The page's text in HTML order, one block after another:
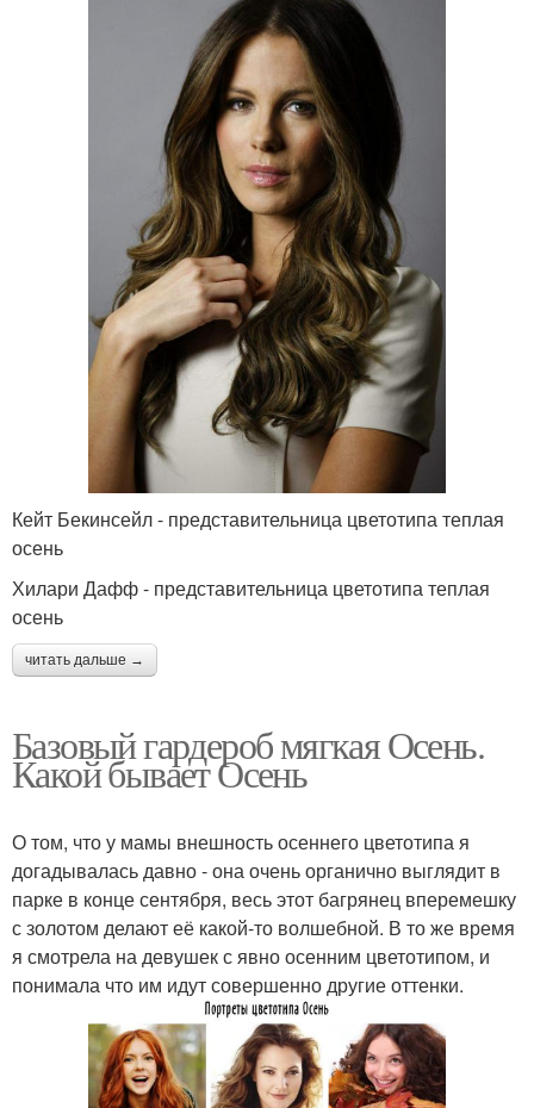
Кейт Бекинсейл - представительница цветотипа теплая
осень
Хилари Дафф - представительница цветотипа теплая
осень
читать дальше →
Базовый гардероб мягкая Осень.
Какой бывает Осень
О том, что у мамы внешность осеннего цветотипа я
догадывалась давно - она очень органично выглядит в
парке в конце сентября, весь этот багрянец вперемешку
с золотом делают её какой-то волшебной. В то же время
я смотрела на девушек с явно осенним цветотипом, и
понимала что им идут совершенно другие оттенки.